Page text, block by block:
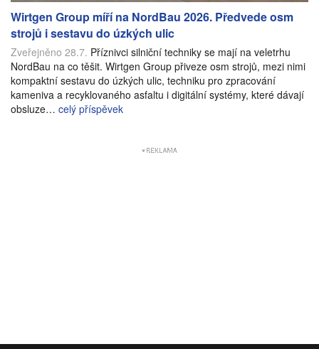
Wirtgen Group míří na NordBau 2026. Předvede osm
strojů i sestavu do úzkých ulic
Zveřejněno 28.7. Příznivci silniční techniky se mají na veletrhu
NordBau na co těšit. Wirtgen Group přiveze osm strojů, mezi nimi
kompaktní sestavu do úzkých ulic, techniku pro zpracování
kameniva a recyklovaného asfaltu i digitální systémy, které dávají
obsluze… celý příspěvek